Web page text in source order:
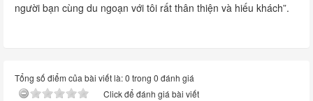
người bạn cùng du ngoạn với tôi rất thân thiện và hiếu khách”.
Tổng số điểm của bài viết là: 0 trong 0 đánh giá
Click để đánh giá bài viết